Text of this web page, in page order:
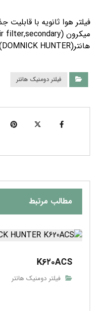
هانتر(DOMNICK HUNTER) برای کاربرد های صنعتی
فیلتر دومنیک هانتر
مطالب مرتبط
K۶۲۰ACS
فیلتر دومنیک هانتر